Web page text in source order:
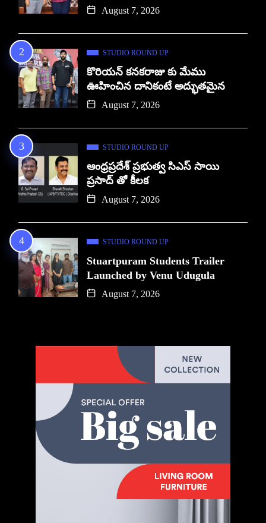
August 7, 2026
STUDIO ROUND UP
కొరియన్ కనకరాజు కు మేము
ఊహించిన దానికంటే అద్భుతమైన
August 7, 2026
STUDIO ROUND UP
ఆంధ్రప్రదేశ్ ప్రభుత్వ సిఎస్ సాయి
ప్రసాద్ తో కీలక
August 7, 2026
STUDIO ROUND UP
Stuartpuram Students Trailer
Launched by Venu Udugula
August 7, 2026